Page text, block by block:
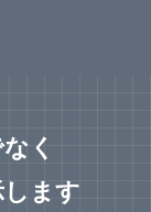
く
ます